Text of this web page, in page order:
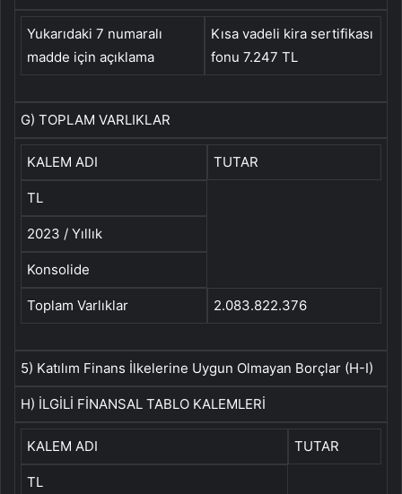
Yukarıdaki 7 numaralı
madde için açıklama
Kısa vadeli kira sertifikası
fonu 7.247 TL
G) TOPLAM VARLIKLAR
KALEM ADI TUTAR
TL
2023 / Yıllık
Konsolide
Toplam Varlıklar 2.083.822.376
5) Katılım Finans İlkelerine Uygun Olmayan Borçlar (H-I)
H) İLGİLİ FİNANSAL TABLO KALEMLERİ
KALEM ADI TUTAR
TL